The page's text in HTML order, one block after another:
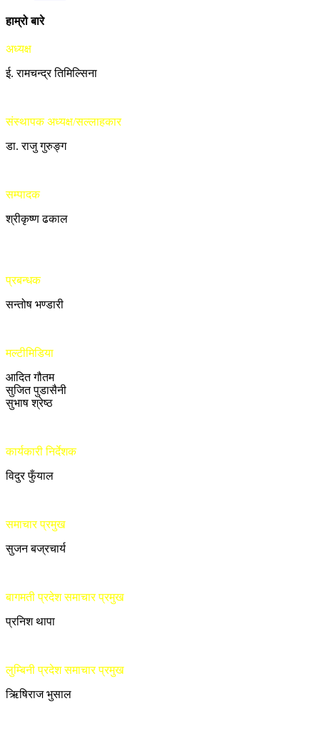
हाम्रो बारे
अध्यक्ष
ई. रामचन्द्र तिमिल्सिना
संस्थापक अध्यक्ष/सल्लाहकार
डा. राजु गुरुङ्ग
सम्पादक
श्रीकृष्ण ढकाल
प्रबन्धक
सन्तोष भण्डारी
मल्टीमिडिया
आदित गौतम
सुजित पुडासैनी
सुभाष श्रेष्ठ
कार्यकारी निर्देशक
विदुर फुँयाल
समाचार प्रमुख
सुजन बज्रचार्य
बागमती प्रदेश समाचार प्रमुख
प्रनिश थापा
लुम्बिनी प्रदेश समाचार प्रमुख
ऋिषिराज भुसाल